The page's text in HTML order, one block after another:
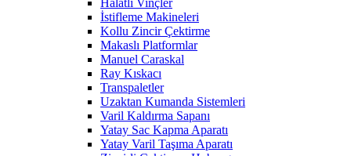
İstifleme Makineleri
Kollu Zincir Çektirme
Makaslı Platformlar
Manuel Caraskal
Ray Kıskacı
Transpaletler
Uzaktan Kumanda Sistemleri
Varil Kaldırma Sapanı
Yatay Sac Kapma Aparatı
Yatay Varil Taşıma Aparatı